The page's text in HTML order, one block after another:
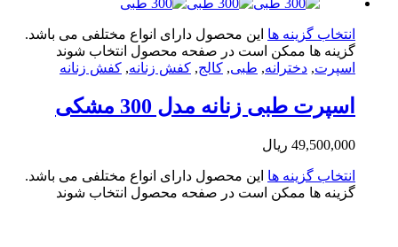
گزینه ها این محصول دارای انواع مختلفی می باشد.
ها ممکن است در صفحه محصول انتخاب شوند
دخترانه, طبی کالج,کفش زنانه,کفش زنانه
طبی زنانه مدل 300 مشکی
ریال
گزینه ها این محصول دارای انواع مختلفی می باشد.
ها ممکن است در صفحه محصول انتخاب شوند